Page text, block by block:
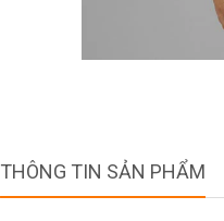
THÔNG TIN SẢN PHẨM